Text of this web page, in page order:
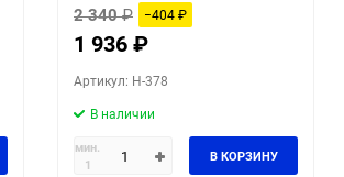
2 340 ₽ −404₽
1 936₽
Артикул: H-378
В наличии
мин.
1
В КОРЗИНУ